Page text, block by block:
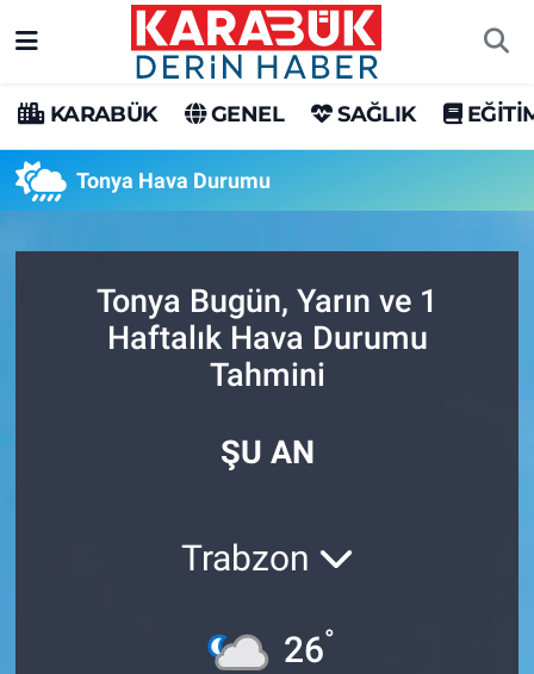
KARABÜK GENEL SAĞLIK
Tonya Hava Durumu
Tonya Bugün, Yarın ve 1
Haftalık Hava Durumu
Tahmini
ŞU AN
Trabzon
26°
Karabük Hava Durumu
Karabük Trafik Yoğunluk Haritası
Tüm Manşetler
Son Dakika Haberleri